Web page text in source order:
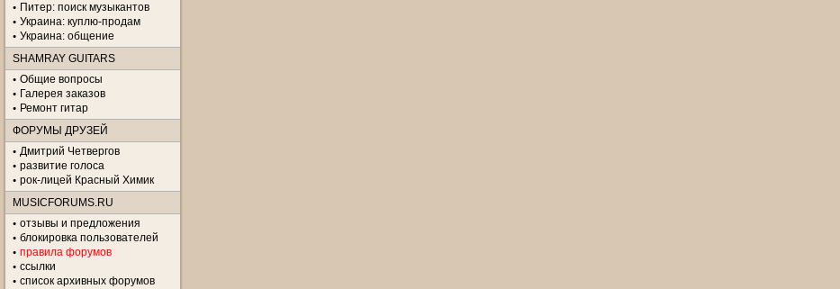
Питер: поиск музыкантов
Украина: куплю-продам
Украина: общение
SHAMRAY GUITARS
Общие вопросы
Галерея заказов
Ремонт гитар
ФОРУМЫ ДРУЗЕЙ
Дмитрий Четвергов
развитие голоса
рок-лицей Красный Химик
MUSICFORUMS.RU
отзывы и предложения
блокировка пользователей
правила форумов
ссылки
список архивных форумов